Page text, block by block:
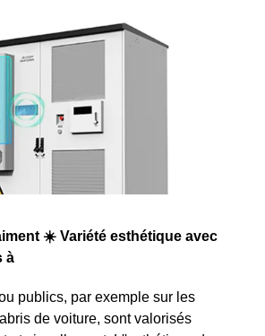
☀️ Variété esthétique avec
à
publics, par exemple sur les
de voiture, sont valorisés